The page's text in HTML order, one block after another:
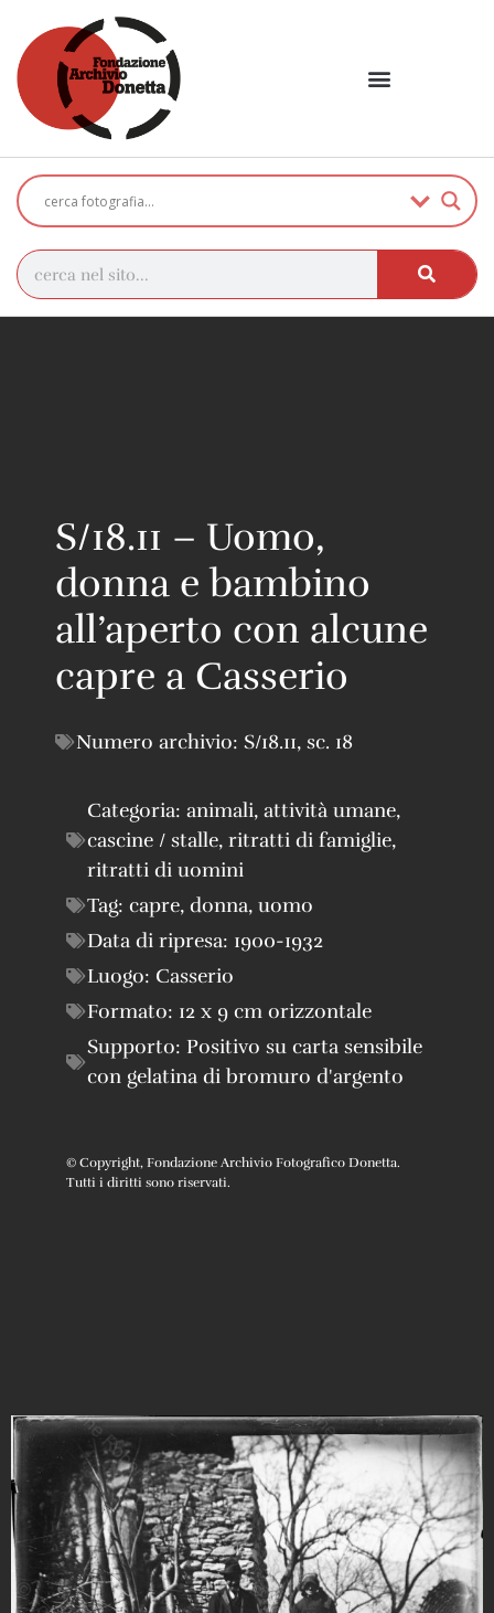
S/18.11 – Uomo,
donna e bambino
all’aperto con alcune
capre a Casserio
Numero archivio: S/18.11, sc. 18
Categoria: animali, attività umane,
cascine / stalle, ritratti di famiglie,
ritratti di uomini
Tag: capre, donna, uomo
Data di ripresa: 1900-1932
Luogo: Casserio
Formato: 12 x 9 cm orizzontale
Supporto: Positivo su carta sensibile
con gelatina di bromuro d'argento
© Copyright, Fondazione Archivio Fotografico Donetta.
Tutti i diritti sono riservati.